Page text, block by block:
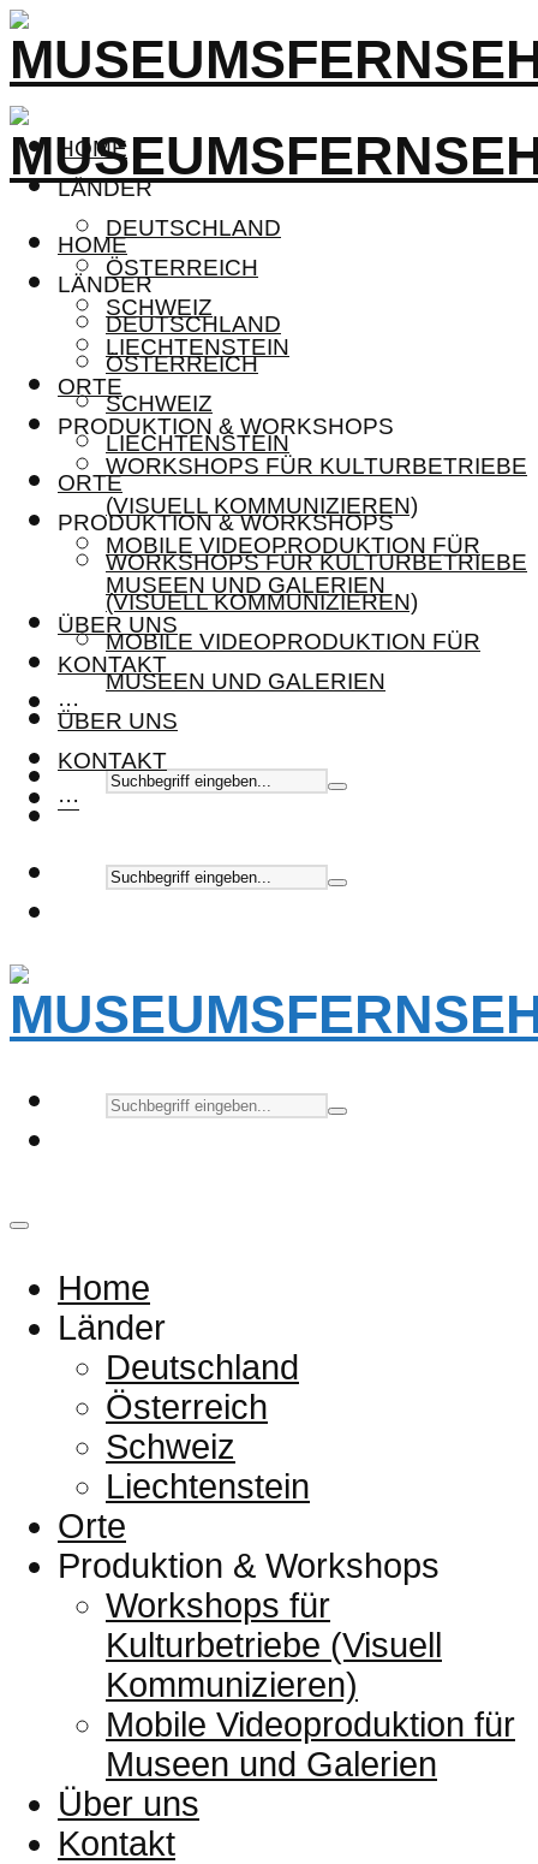
HOME
LÄNDER
DEUTSCHLAND
ÖSTERREICH
SCHWEIZ
LIECHTENSTEIN
ORTE
PRODUKTION & WORKSHOPS
WORKSHOPS FÜR KULTURBETRIEBE
(VISUELL KOMMUNIZIEREN)
MOBILE VIDEOPRODUKTION FÜR
MUSEEN UND GALERIEN
ÜBER UNS
KONTAKT
···
HOME
LÄNDER
DEUTSCHLAND
ÖSTERREICH
SCHWEIZ
LIECHTENSTEIN
ORTE
PRODUKTION & WORKSHOPS
WORKSHOPS FÜR KULTURBETRIEBE
(VISUELL KOMMUNIZIEREN)
MOBILE VIDEOPRODUKTION FÜR
MUSEEN UND GALERIEN
ÜBER UNS
KONTAKT
···
Home
Länder
Deutschland
Österreich
Schweiz
Liechtenstein
Orte
Produktion & Workshops
Workshops für
Kulturbetriebe (Visuell
Kommunizieren)
Mobile Videoproduktion für
Museen und Galerien
Über uns
Kontakt